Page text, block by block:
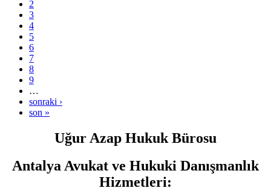
2
3
4
5
6
7
8
9
…
sonraki ›
son »
Uğur Azap Hukuk Bürosu
Antalya Avukat ve Hukuki Danışmanlık
Hizmetleri: